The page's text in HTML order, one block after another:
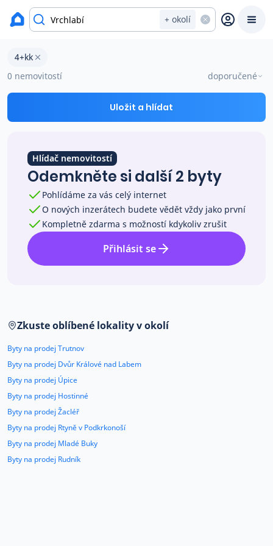
+ okolí
Prodat
Prodej s Reas.cz
Ceny prodaných nemovitostí
Okamžitý výkup
Přehled realitních makléřů
O nás
Kariéra
Kontakt
okres Trutnov
Byty 4+kk na prodej Vrchlabí
4+kk
0 nemovitostí
doporučené
Uložit a hlídat
Hlídač nemovitostí
Odemkněte si další 2 byty
Pohlídáme za vás celý internet
O nových inzerátech budete vědět vždy jako první
Kompletně zdarma s možností kdykoliv zrušit
Přihlásit se
Zkuste oblíbené lokality v okolí
Byty na prodej Trutnov
Byty na prodej Dvůr Králové nad Labem
Byty na prodej Úpice
Byty na prodej Hostinné
Byty na prodej Žacléř
Byty na prodej Rtyně v Podkrkonoší
Byty na prodej Mladé Buky
Byty na prodej Rudník